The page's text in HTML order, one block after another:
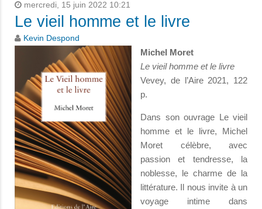
mercredi, 15 juin 2022 10:21
Le vieil homme et le livre
Kevin Despond
Michel Moret
Le vieil homme et le livre
Vevey, de l’Aire 2021, 122
p.
Dans son ouvrage Le vieil
homme et le livre, Michel
Moret célèbre, avec
passion et tendresse, la
noblesse, le charme de la
littérature. Il nous invite à un
voyage intime dans